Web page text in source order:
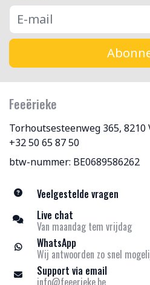
Feeërieke
Torhoutsesteenweg 365, 8210
+32 50 65 87 50
btw-nummer: BE0689586262
Veelgestelde vragen
Live chat
Van maandag tem vrijdag
WhatsApp
Wij antwoorden zo snel
Support via email
info@feeerieke.be